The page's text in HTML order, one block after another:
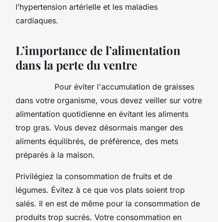
l’hypertension artérielle et les maladies
cardiaques.
L’importance de l’alimentation
dans la perte du ventre
Pour éviter l'accumulation de graisses
dans votre organisme, vous devez veiller sur votre
alimentation quotidienne en évitant les aliments
trop gras. Vous devez désormais manger des
aliments équilibrés, de préférence, des mets
préparés à la maison.
Privilégiez la consommation de fruits et de
légumes. Évitez à ce que vos plats soient trop
salés. Il en est de même pour la consommation de
produits trop sucrés. Votre consommation en